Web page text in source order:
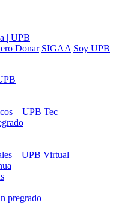
Donar SIGAA Soy UPB
– UPB Tec
– UPB Virtual
pregrado